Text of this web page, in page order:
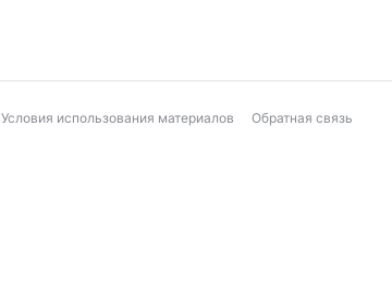
Условия использования материалов Обратная связь